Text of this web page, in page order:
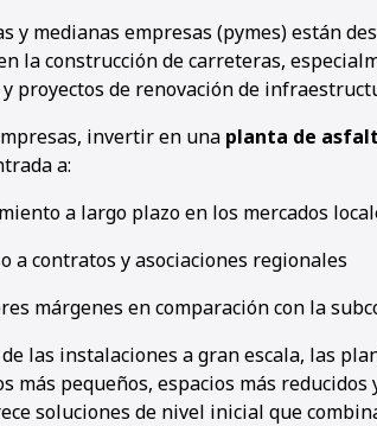
y medianas empresas (pymes) están
la construcción de carreteras,
proyectos de renovación de
invertir en una planta de
a:
a largo plazo en los mercados
a contratos y asociaciones regionales
márgenes en comparación con la
las instalaciones a gran escala, las
más pequeños, espacios más
soluciones de nivel inicial que